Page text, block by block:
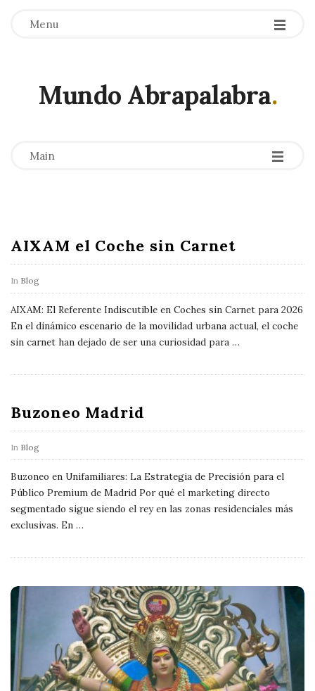
Menu
Mundo Abrapalabra.
Main -
-
-
AIXAM el Coche sin Carnet
In Blog
AIXAM: El Referente Indiscutible en Coches sin Carnet para 2026
En el dinámico escenario de la movilidad urbana actual, el coche
sin carnet han dejado de ser una curiosidad para …
Buzoneo Madrid
In Blog
Buzoneo en Unifamiliares: La Estrategia de Precisión para el
Público Premium de Madrid Por qué el marketing directo
segmentado sigue siendo el rey en las zonas residenciales más
exclusivas. En …